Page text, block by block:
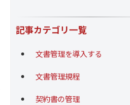
記事カテゴリ一覧
文書管理を導入する
文書管理規程
契約書の管理